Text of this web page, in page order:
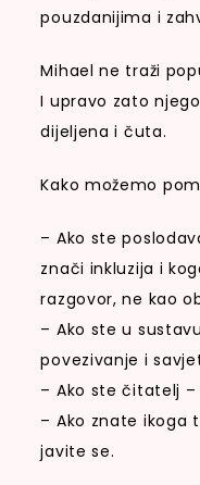
pouzdanijima i
Mihael ne traži
I upravo zato
dijeljena i čuta.
Kako možemo
– Ako ste
znači inkluzija i
razgovor, ne kao
– Ako ste u
povezivanje i
– Ako ste čitatelj
– Ako znate ikoga
javite se.